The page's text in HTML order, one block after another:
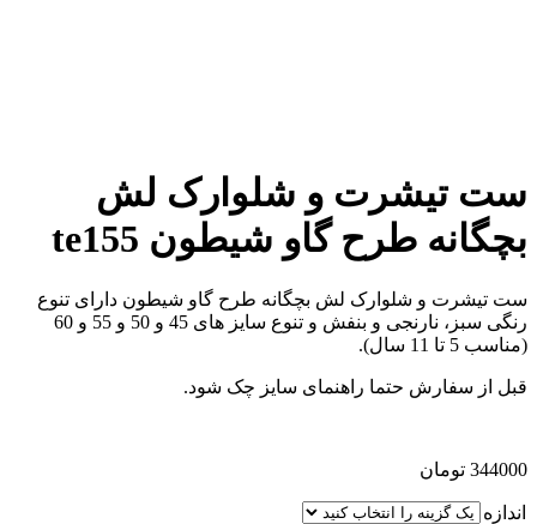
ست تیشرت و شلوارک لش
بچگانه طرح گاو شیطون te155
ست تیشرت و شلوارک لش بچگانه طرح گاو شیطون دارای تنوع
رنگی سبز، نارنجی و بنفش و تنوع سایز های 45 و 50 و 55 و 60
(مناسب 5 تا 11 سال).
قبل از سفارش حتما راهنمای سایز چک شود.
344000 تومان
اندازه